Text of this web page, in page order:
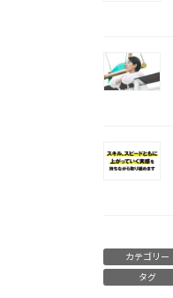
カテゴリー
タグ